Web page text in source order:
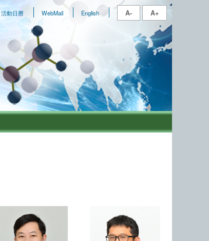
活動日曆 WebMail English A- A+